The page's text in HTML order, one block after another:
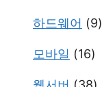
하드웨어 (9)
모바일 (16)